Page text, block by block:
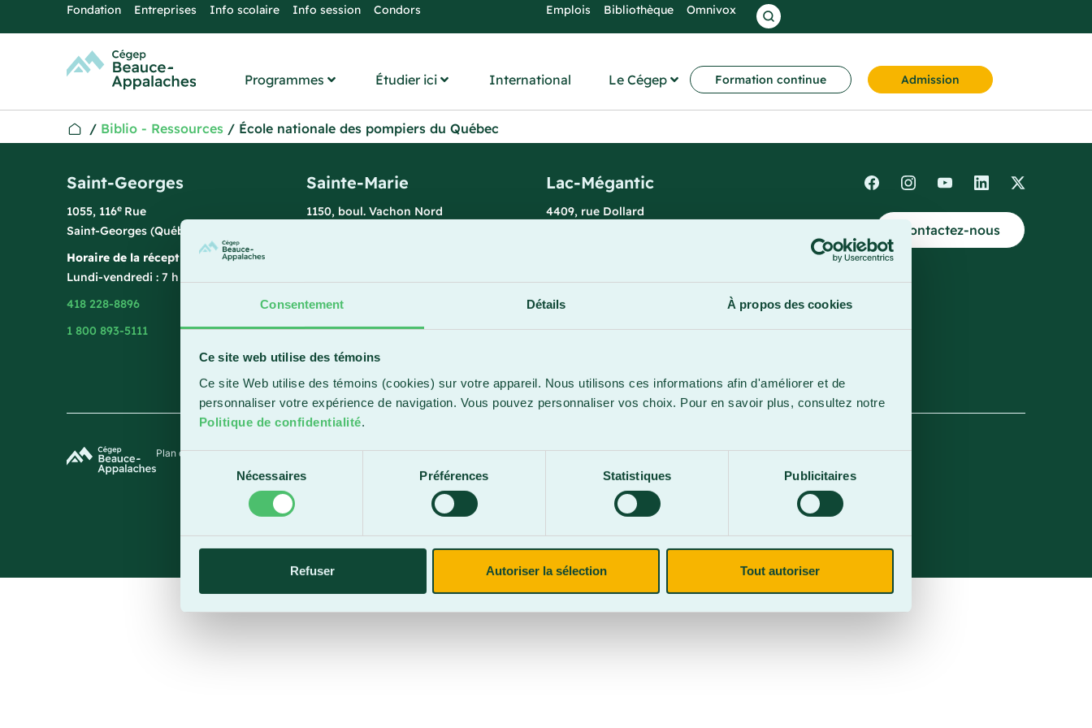
Consentement Détails À propos des cookies
Ce site web utilise des témoins
Ce site Web utilise des témoins (cookies) sur votre appareil. Nous utilisons ces informations afin d'améliorer et de
personnaliser votre expérience de navigation. Vous pouvez personnaliser vos choix. Pour en savoir plus, consultez notre
Politique de confidentialité.
Sélection
consentement
Nécessaires Préférences Statistiques Publicitaires
Refuser Autoriser la sélection Tout autoriser
Fondation Entreprises Info scolaire Info session Condors Emplois Bibliothèque Omnivox
Programmes Étudier ici International Le Cégep Formation continue Admission
/ Biblio - Ressources / École nationale des pompiers du Québec
Saint-Georges
1055, 116e Rue
Saint-Georges (Québec) G5Y 3G1
Horaire de la réception
Lundi-vendredi : 7 h 45 à 15 h 45
418 228-8896
1 800 893-5111
Sainte-Marie
1150, boul. Vachon Nord
418 387-8896
Lac-Mégantic
4409, rue Dollard
819 583-5432
Contactez-nous
Plan du siteTermes et conditionsPolitique de confidentialitéSite web parParkour3 Expert HubSpot